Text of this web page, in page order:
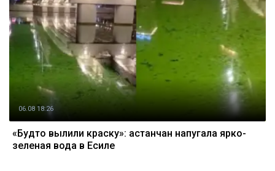
06.08 18:26
«Будто вылили краску»: астанчан напугала ярко-
зеленая вода в Есиле